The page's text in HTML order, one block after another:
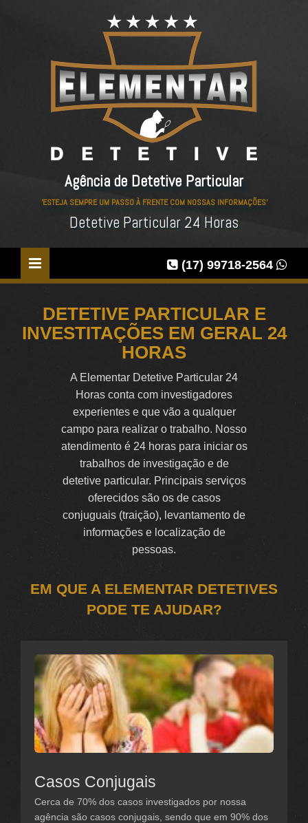
Agência de Detetive Particular
'ESTEJA SEMPRE UM PASSO À FRENTE COM NOSSAS INFORMAÇÕES'
Detetive Particular 24 Horas
(17) 99718-2564
DETETIVE PARTICULAR E
INVESTITAÇÕES EM GERAL 24
HORAS
A Elementar Detetive Particular 24
Horas conta com investigadores
experientes e que vão a qualquer
campo para realizar o trabalho. Nosso
atendimento é 24 horas para iniciar os
trabalhos de investigação e de
detetive particular. Principais serviços
oferecidos são os de casos
conjuguais (traição), levantamento de
informações e localização de
pessoas.
EM QUE A ELEMENTAR DETETIVES
PODE TE AJUDAR?
Casos Conjugais
Cerca de 70% dos casos investigados por nossa
agência são casos conjugais, sendo que em 90% dos